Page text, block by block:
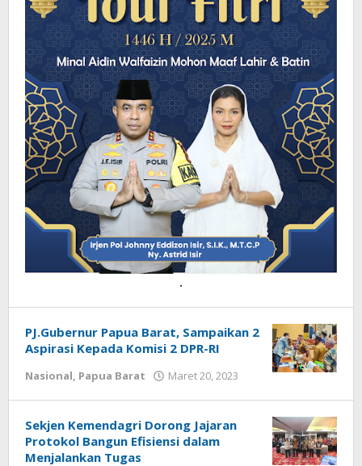
.
PJ.Gubernur Papua Barat, Sampaikan 2
Aspirasi Kepada Komisi 2 DPR-RI
Nasional, Papua Barat Maret 20, 2023
:
Papua
Sekjen Kemendagri Dorong Jajaran
Protokol Bangun Efisiensi dalam
Menjalankan Tugas